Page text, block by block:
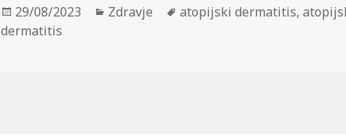
Posted
on
29/08/2023 Categories
Zdravje Tags
atopijski dermatitis,
dermatitis